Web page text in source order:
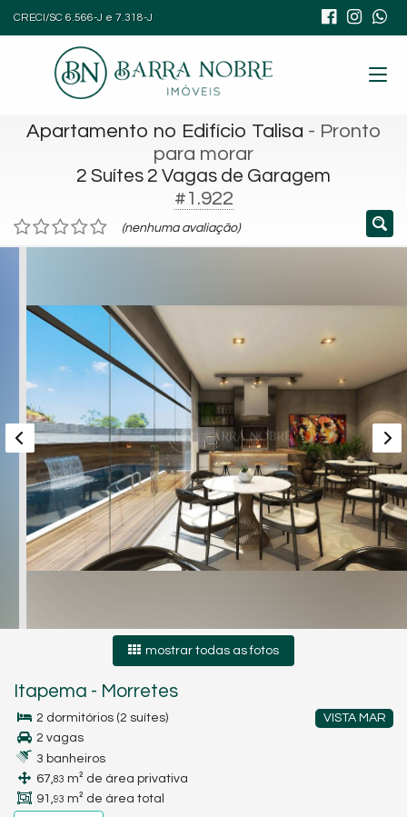
CRECI/SC 6.566-J e 7.318-J
Apartamento no Edifício Talisa - Pronto
para morar
2 Suítes 2 Vagas de Garagem
#1.922
(nenhuma avaliação)
mostrar todas as fotos
Itapema - Morretes
VISTA MAR
2 dormitórios (2 suítes)
2 vagas
3 banheiros
67,83 m² de área privativa
91,93 m² de área total